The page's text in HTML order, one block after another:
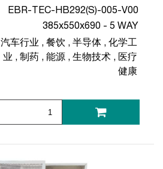
EBR-TEC-HB292(S)-005-V00
385x550x690 - 5 WAY
汽车行业 , 餐饮 , 半导体 , 化学工
业 , 制药 , 能源 , 生物技术 , 医疗
健康